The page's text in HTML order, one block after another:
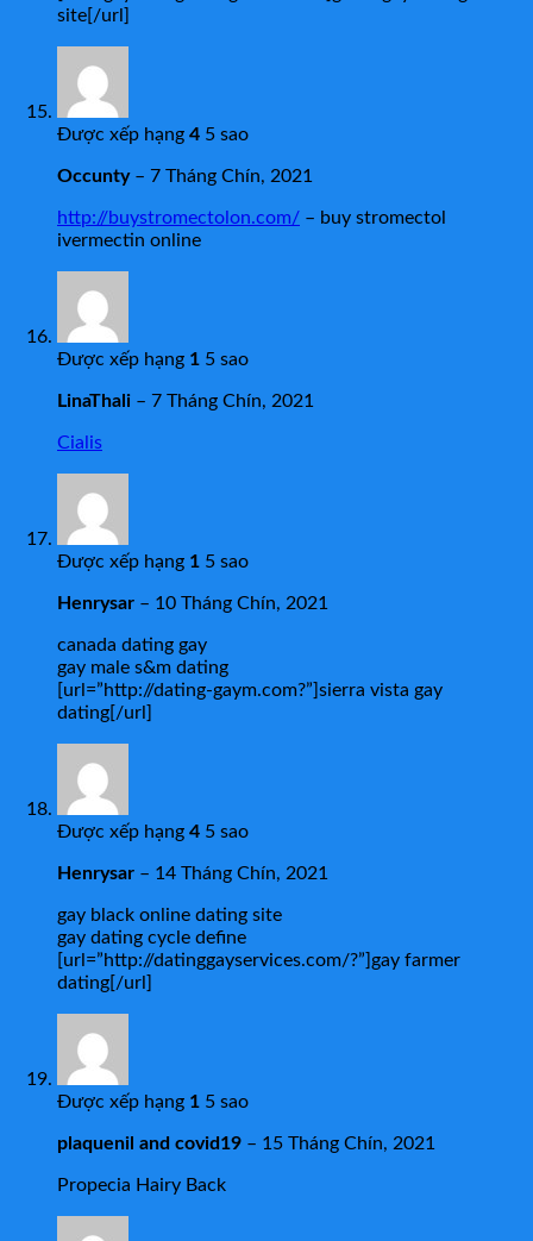
site[/url]
Được xếp hạng 4 5 sao
Occunty – 7 Tháng Chín, 2021
http://buystromectolon.com/ – buy stromectol
ivermectin online
Được xếp hạng 1 5 sao
LinaThali – 7 Tháng Chín, 2021
Cialis
Được xếp hạng 1 5 sao
Henrysar – 10 Tháng Chín, 2021
canada dating gay
gay male s&m dating
[url=”http://dating-gaym.com?”]sierra vista gay
dating[/url]
Được xếp hạng 4 5 sao
Henrysar – 14 Tháng Chín, 2021
gay black online dating site
gay dating cycle define
[url=”http://datinggayservices.com/?”]gay farmer
dating[/url]
Được xếp hạng 1 5 sao
plaquenil and covid19 – 15 Tháng Chín, 2021
Propecia Hairy Back